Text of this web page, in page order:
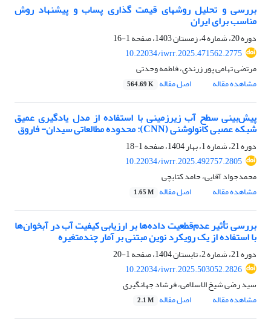
بررسی و تحلیل روشهای قیمت گذاری پساب و پیشنهاد روش
مناسب برای ایران
دوره 20، شماره 4، زمستان 1403، صفحه
1-16
10.22034/iwrr.2025.471562.2775
مرتضی تهامی پور زرندی، فاطمه وحدتی
مشاهده مقاله
اصل مقاله 564.69 K
پیش‌بینی سطح آب زیرزمینی با استفاده از مدل یادگیری عمیق
شبکه عصبی کانولوشنی (CNN): محدوده مطالعاتی سیدان- فاروق
دوره 21، شماره 1، بهار 1404، صفحه
1-18
10.22034/iwrr.2025.492757.2805
محمدجواد آقایی، حامد کتابچی
مشاهده مقاله
اصل مقاله 1.65 M
بررسی تأثیر عدم‌قطعیت داده‌ها بر ارزیابی کیفیت آب در آبخوان‌ها
با استفاده از یک رویکرد نوین مبتنی بر آمار چندمتغیره
دوره 21، شماره 2، تابستان 1404، صفحه
1-20
10.22034/iwrr.2025.503052.2826
سید رضی شیخ الاسلامی، فرشاد جهانگیری
مشاهده مقاله
اصل مقاله 2.1 M